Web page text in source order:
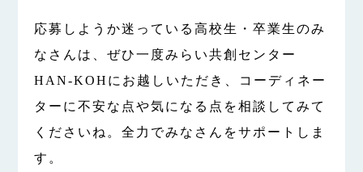
応募しようか迷っている高校生・卒業生のみ
なさんは、ぜひ一度みらい共創センター
HAN-KOHにお越しいただき、コーディネー
ターに不安な点や気になる点を相談してみて
くださいね。全力でみなさんをサポートしま
す。